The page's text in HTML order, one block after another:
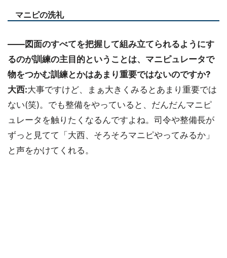
マニピの洗礼
――図面のすべてを把握して組み立てられるようにす
るのが訓練の主目的ということは、マニピュレータで
物をつかむ訓練とかはあまり重要ではないのですか?
大西:大事ですけど、まぁ大きくみるとあまり重要では
ない(笑)。でも整備をやっていると、だんだんマニピ
ュレータを触りたくなるんですよね。司令や整備長が
ずっと見てて「大西、そろそろマニピやってみるか」
と声をかけてくれる。